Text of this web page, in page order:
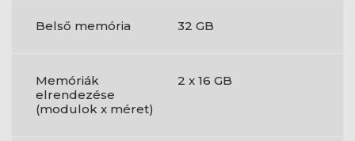
Belső memória 32 GB
Memóriák
elrendezése
(modulok x méret)
2 x 16 GB